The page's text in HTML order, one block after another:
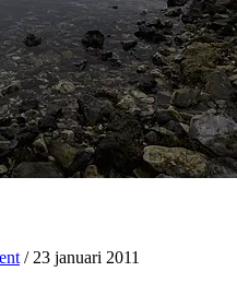
/ 23 januari 2011